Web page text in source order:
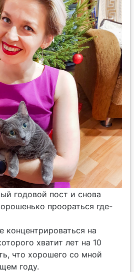
годовой пост и снова
проораться где-
на
хватит лет на 10
что хорошего со мной
году.